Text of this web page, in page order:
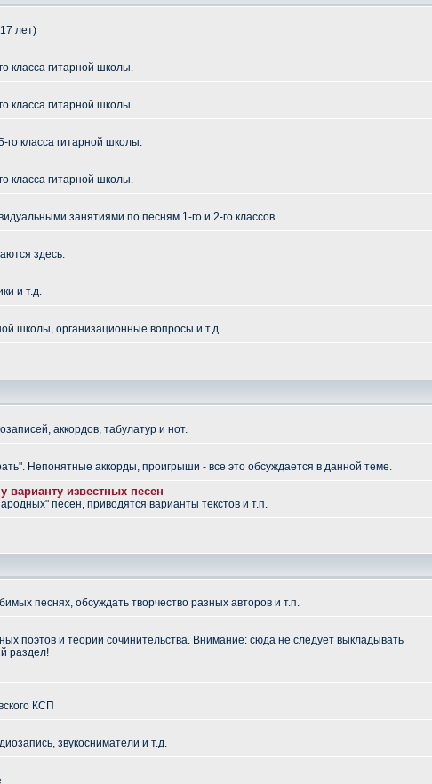
лет)
класса гитарной школы.
класса гитарной школы.
класса гитарной школы.
класса гитарной школы.
занятиями по песням 1-го и 2-го классов
здесь.
и т.д.
школы, организационные вопросы и т.д.
аккордов, табулатур и нот.
Непонятные аккорды, проигрыши - все это обсуждается в данной теме.
варианту известных песен
песен, приводятся варианты текстов и т.п.
песнях, обсуждать творчество разных авторов и т.п.
поэтов и теории сочинительства. Внимание: сюда не следует выкладывать
раздел!
КСП
звукосниматели и т.д.